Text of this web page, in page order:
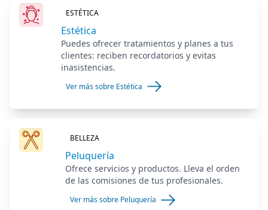
ESTÉTICA
Estética
Puedes ofrecer tratamientos y planes a tus
clientes: reciben recordatorios y evitas
inasistencias.
Ver más sobre Estética
BELLEZA
Peluquería
Ofrece servicios y productos. Lleva el orden
de las comisiones de tus profesionales.
Ver más sobre Peluquería